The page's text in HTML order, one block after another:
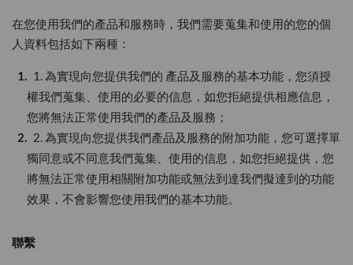
在您使用我們的產品和服務時，我們需要蒐集和使用的您的個
人資料包括如下兩種：
1. 為實現向您提供我們的 產品及服務的基本功能，您須授
權我們蒐集、使用的必要的信息，如您拒絕提供相應信息，
您將無法正常使用我們的產品及服務；
2. 為實現向您提供我們產品及服務的附加功能，您可選擇單
獨同意或不同意我們蒐集、使用的信息，如您拒絕提供，您
將無法正常使用相關附加功能或無法到達我們擬達到的功能
效果，不會影響您使用我們的基本功能。
聯繫